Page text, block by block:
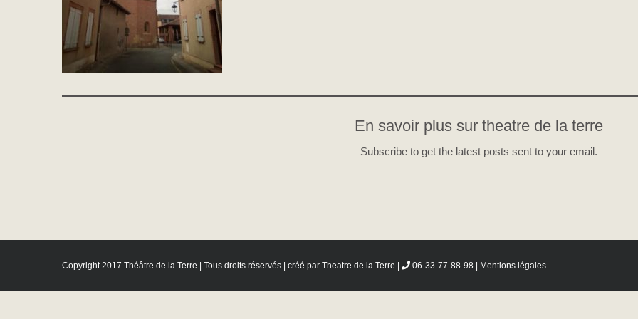
En savoir plus sur theatre de la terre
Subscribe to get the latest posts sent to your email.
Copyright 2017 Théâtre de la Terre | Tous droits réservés | créé par Theatre de la Terre 06-33-77-88-98 | Mentions légales